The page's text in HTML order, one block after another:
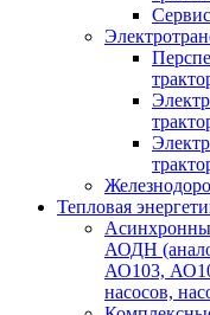
Тепловая
АОДН
АО103,
насосов,